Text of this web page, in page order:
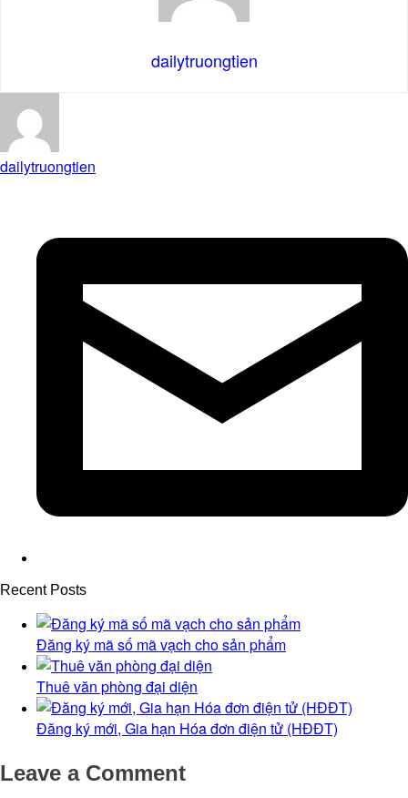
dailytruongtien
dailytruongtien
Recent Posts
Đăng ký mã số mã vạch cho sản phẩm
Thuê văn phòng đại diện
Đăng ký mới, Gia hạn Hóa đơn điện tử (HĐĐT)
Leave a Comment